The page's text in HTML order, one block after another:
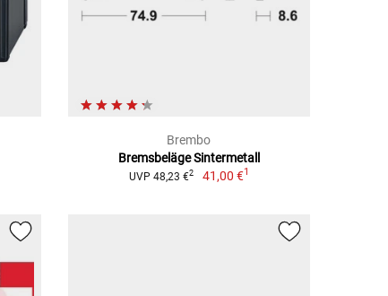
Brembo
Bremsbeläge Sintermetall
UVP 48,23 €2 41,00 €1